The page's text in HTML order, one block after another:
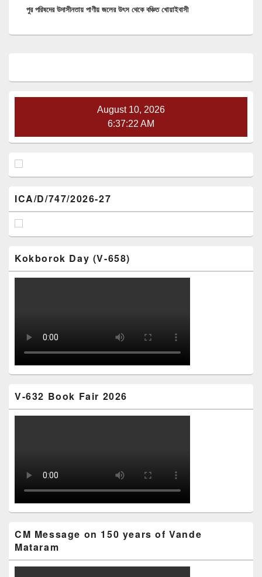
post:
পুর পরিষদের উদাসীনতায় পাণীয় জলের উৎস থেকে বঞ্চিত খোয়াইবাসী
Widget
August 10, 2026
6:37:23 AM
ICA/D/747/2026-27
Kokborok Day (V-658)
V-632 Book Fair 2026
CM Message on 150 years of Vande
Mataram